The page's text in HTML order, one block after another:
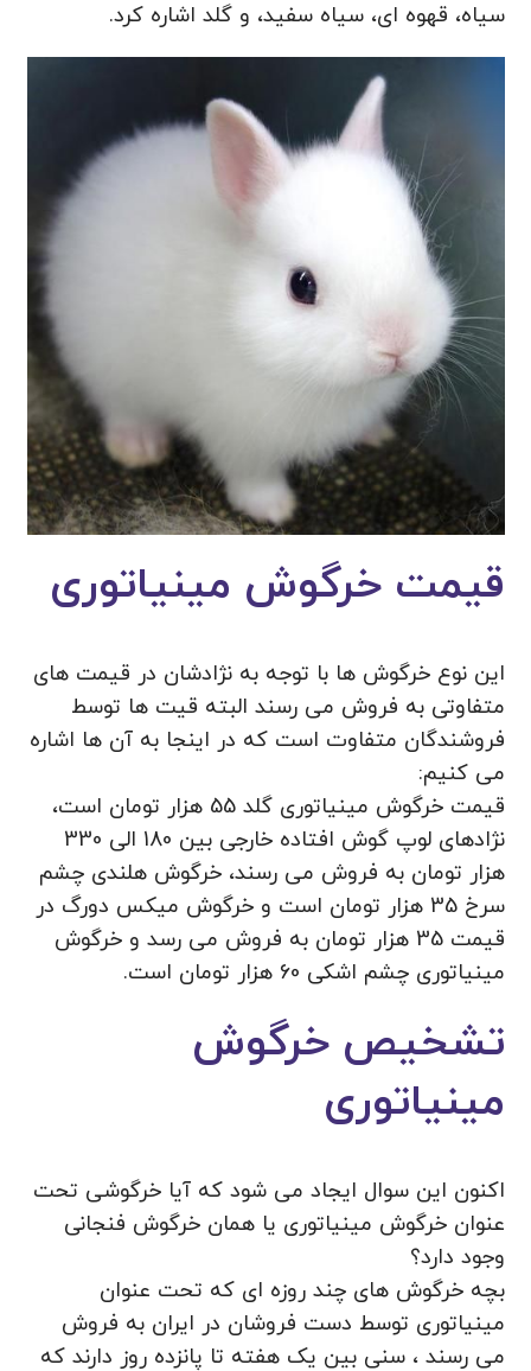
سیاه، قهوه ای، سیاه سفید، و گلد اشاره کرد.
قیمت خرگوش مینیاتوری
این نوع خرگوش ها با توجه به نژادشان در قیمت های
متفاوتی به فروش می رسند البته قیت ها توسط
فروشندگان متفاوت است که در اینجا به آن ها اشاره
می کنیم:
قیمت خرگوش مینیاتوری گلد 55 هزار تومان است،
نژادهای لوپ گوش افتاده خارجی بین 180 الی 330
هزار تومان به فروش می رسند، خرگوش هلندی چشم
سرخ 35 هزار تومان است و خرگوش میکس دورگ در
قیمت 35 هزار تومان به فروش می رسد و خرگوش
مینیاتوری چشم اشکی 60 هزار تومان است.
تشخیص خرگوش
مینیاتوری
اکنون این سوال ایجاد می شود که آیا خرگوشی تحت
عنوان خرگوش مینیاتوری یا همان خرگوش فنجانی
وجود دارد؟
بچه خرگوش های چند روزه ای که تحت عنوان
مینیاتوری توسط دست فروشان در ایران به فروش
می رسند ، سنی بین یک هفته تا پانزده روز دارند که